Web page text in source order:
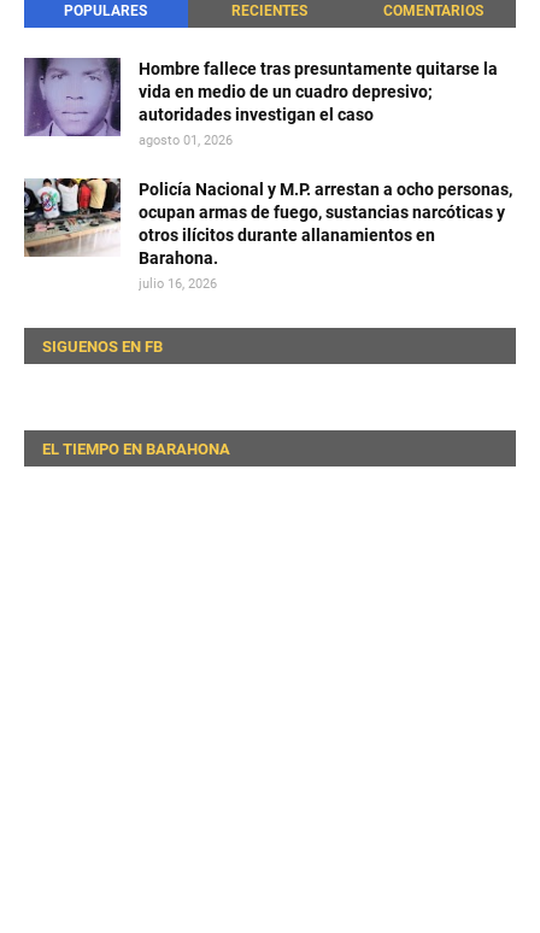
POPULARES RECIENTES COMENTARIOS
Hombre fallece tras presuntamente quitarse la
vida en medio de un cuadro depresivo;
autoridades investigan el caso
agosto 01, 2026
Policía Nacional y M.P. arrestan a ocho personas,
ocupan armas de fuego, sustancias narcóticas y
otros ilícitos durante allanamientos en
Barahona.
julio 16, 2026
SIGUENOS EN FB
EL TIEMPO EN BARAHONA